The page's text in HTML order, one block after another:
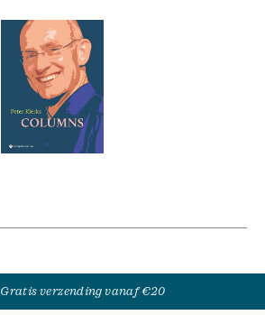
Gratis verzending vanaf €20